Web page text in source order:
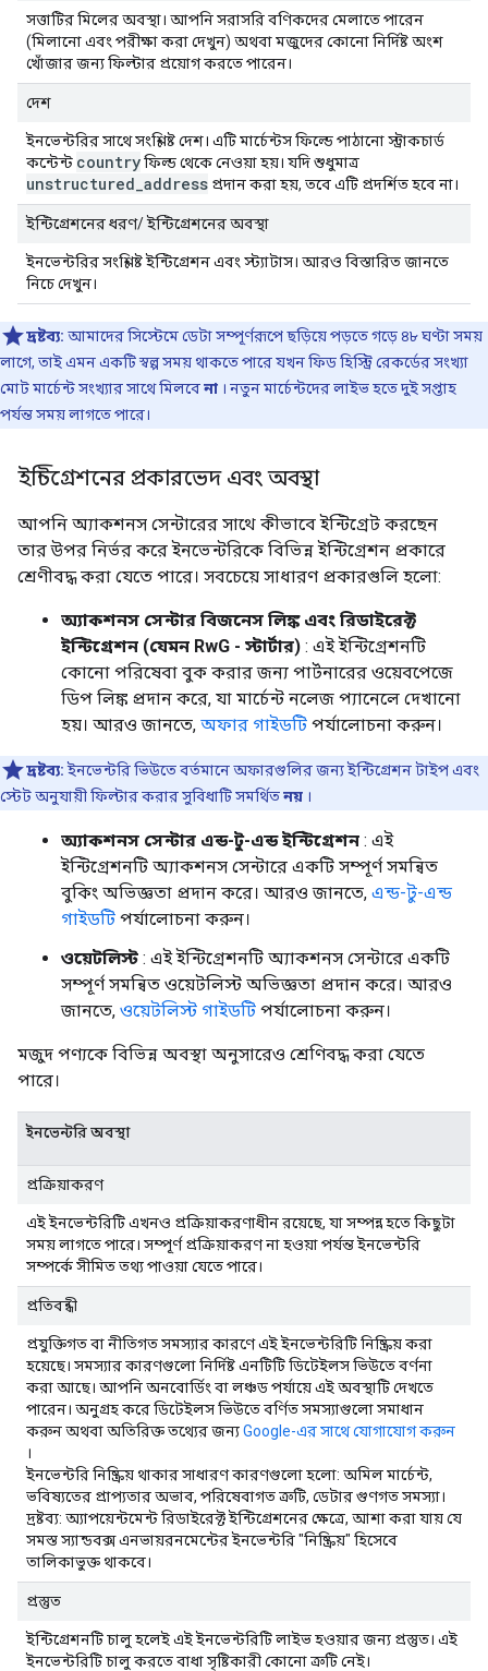
সত্তাটির মিলের অবস্থা। আপনি সরাসরি বণিকদের মেলাতে পারেন
(মিলানো এবং পরীক্ষা করা দেখুন) অথবা মজুদের কোনো নির্দিষ্ট অংশ
খোঁজার জন্য ফিল্টার প্রয়োগ করতে পারেন।
দেশ
ইনভেন্টরির সাথে সংশ্লিষ্ট দেশ। এটি মার্চেন্টস ফিল্ডে পাঠানো স্ট্রাকচার্ড
কন্টেন্ট countryফিল্ড থেকে নেওয়া হয়। যদি শুধুমাত্র
unstructured address প্রদান করা হয়, তবে এটি প্রদর্শিত হবে না।
ইন্টিগ্রেশনের ধরণ/ ইন্টিগ্রেশনের অবস্থা
ইনভেন্টরির সংশ্লিষ্ট ইন্টিগ্রেশন এবং স্ট্যাটাস। আরও বিস্তারিত জানতে
নিচে দেখুন।
দ্রষ্টব্য: আমাদের সিস্টেমে ডেটা সম্পূর্ণরূপে ছড়িয়ে পড়তে গড়ে ৪৮ ঘণ্টা সময়
লাগে, তাই এমন একটি স্বল্প সময় থাকতে পারে যখন ফিড হিস্ট্রি রেকর্ডের সংখ্যা
মোট মার্চেন্ট সংখ্যার সাথে মিলবেনা । নতুন মার্চেন্টদের লাইভ হতে দুই সপ্তাহ
পর্যন্ত সময় লাগতে পারে।
ইন্টিগ্রেশনের প্রকারভেদ এবং অবস্থা
আপনি অ্যাকশনস সেন্টারের সাথে কীভাবে ইন্টিগ্রেট করছেন
তার উপর নির্ভর করে ইনভেন্টরিকে বিভিন্ন ইন্টিগ্রেশন প্রকারে
শ্রেণীবদ্ধ করা যেতে পারে। সবচেয়ে সাধারণ প্রকারগুলি হলো:
অ্যাকশনস সেন্টার বিজনেস লিঙ্ক এবং রিডাইরেক্ট
ইন্টিগ্রেশন (যেমন RwG - স্টার্টার) : এই ইন্টিগ্রেশনটি
কোনো পরিষেবা বুক করার জন্য পার্টনারের ওয়েবপেজে
ডিপ লিঙ্ক প্রদান করে, যা মার্চেন্ট নলেজ প্যানেলে দেখানো
হয়। আরও জানতে, অফার গাইডটি পর্যালোচনা করুন।
দ্রষ্টব্য: ইনভেন্টরি ভিউতে বর্তমানে অফারগুলির জন্য ইন্টিগ্রেশন টাইপ এবং
স্টেট অনুযায়ী ফিল্টার করার সুবিধাটি সমর্থিতনয় ।
অ্যাকশনস সেন্টার এন্ড-টু-এন্ড ইন্টিগ্রেশন : এই
ইন্টিগ্রেশনটি অ্যাকশনস সেন্টারে একটি সম্পূর্ণ সমন্বিত
বুকিং অভিজ্ঞতা প্রদান করে। আরও জানতে, এন্ড-টু-এন্ড
গাইডটি পর্যালোচনা করুন।
ওয়েটলিস্ট : এই ইন্টিগ্রেশনটি অ্যাকশনস সেন্টারে একটি
সম্পূর্ণ সমন্বিত ওয়েটলিস্ট অভিজ্ঞতা প্রদান করে। আরও
জানতে, ওয়েটলিস্ট গাইডটি পর্যালোচনা করুন।
মজুদ পণ্যকে বিভিন্ন অবস্থা অনুসারেও শ্রেণিবদ্ধ করা যেতে
পারে।
ইনভেন্টরি অবস্থা
প্রক্রিয়াকরণ
এই ইনভেন্টরিটি এখনও প্রক্রিয়াকরণাধীন রয়েছে, যা সম্পন্ন হতে কিছুটা
সময় লাগতে পারে। সম্পূর্ণ প্রক্রিয়াকরণ না হওয়া পর্যন্ত ইনভেন্টরি
সম্পর্কে সীমিত তথ্য পাওয়া যেতে পারে।
প্রতিবন্ধী
প্রযুক্তিগত বা নীতিগত সমস্যার কারণে এই ইনভেন্টরিটি নিষ্ক্রিয় করা
হয়েছে। সমস্যার কারণগুলো নির্দিষ্ট এনটিটি ডিটেইলস ভিউতে বর্ণনা
করা আছে। আপনি অনবোর্ডিং বা লঞ্চড পর্যায়ে এই অবস্থাটি দেখতে
পারেন। অনুগ্রহ করে ডিটেইলস ভিউতে বর্ণিত সমস্যাগুলো সমাধান
করুন অথবা অতিরিক্ত তথ্যের জন্যGoogle-এর সাথে যোগাযোগ করুন
।
ইনভেন্টরি নিষ্ক্রিয় থাকার সাধারণ কারণগুলো হলো: অমিল মার্চেন্ট,
ভবিষ্যতের প্রাপ্যতার অভাব, পরিষেবাগত ত্রুটি, ডেটার গুণগত সমস্যা।
দ্রষ্টব্য: অ্যাপয়েন্টমেন্ট রিডাইরেক্ট ইন্টিগ্রেশনের ক্ষেত্রে, আশা করা যায় যে
সমস্ত স্যান্ডবক্স এনভায়রনমেন্টের ইনভেন্টরি "নিষ্ক্রিয়" হিসেবে
তালিকাভুক্ত থাকবে।
প্রস্তুত
ইন্টিগ্রেশনটি চালু হলেই এই ইনভেন্টরিটি লাইভ হওয়ার জন্য প্রস্তুত। এই
ইনভেন্টরিটি চালু করতে বাধা সৃষ্টিকারী কোনো ত্রুটি নেই।